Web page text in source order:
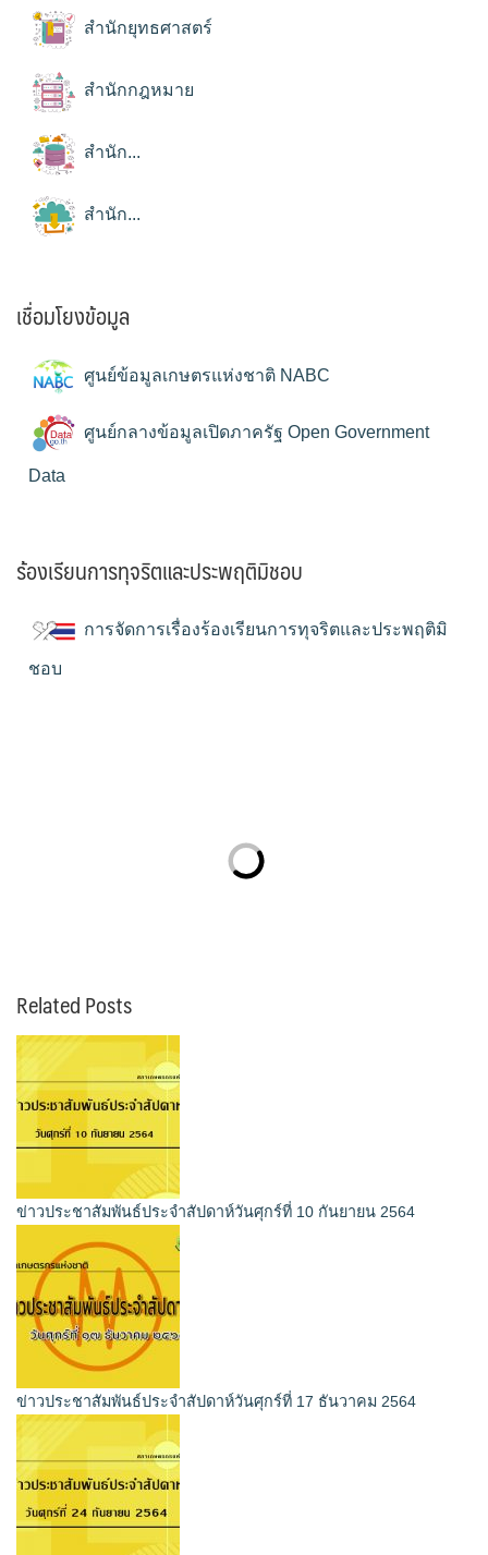
สำนักยุทธศาสตร์
สำนักกฎหมาย
สำนัก...
สำนัก...
เชื่อมโยงข้อมูล
ศูนย์ข้อมูลเกษตรแห่งชาติ NABC
ศูนย์กลางข้อมูลเปิดภาครัฐ Open Government
Data
ร้องเรียนการทุจริตและประพฤติมิชอบ
การจัดการเรื่องร้องเรียนการทุจริตและประพฤติมิ
ชอบ
Related Posts
ข่าวประชาสัมพันธ์ประจำสัปดาห์วันศุกร์ที่ 10 กันยายน 2564
ข่าวประชาสัมพันธ์ประจำสัปดาห์วันศุกร์ที่ 17 ธันวาคม 2564